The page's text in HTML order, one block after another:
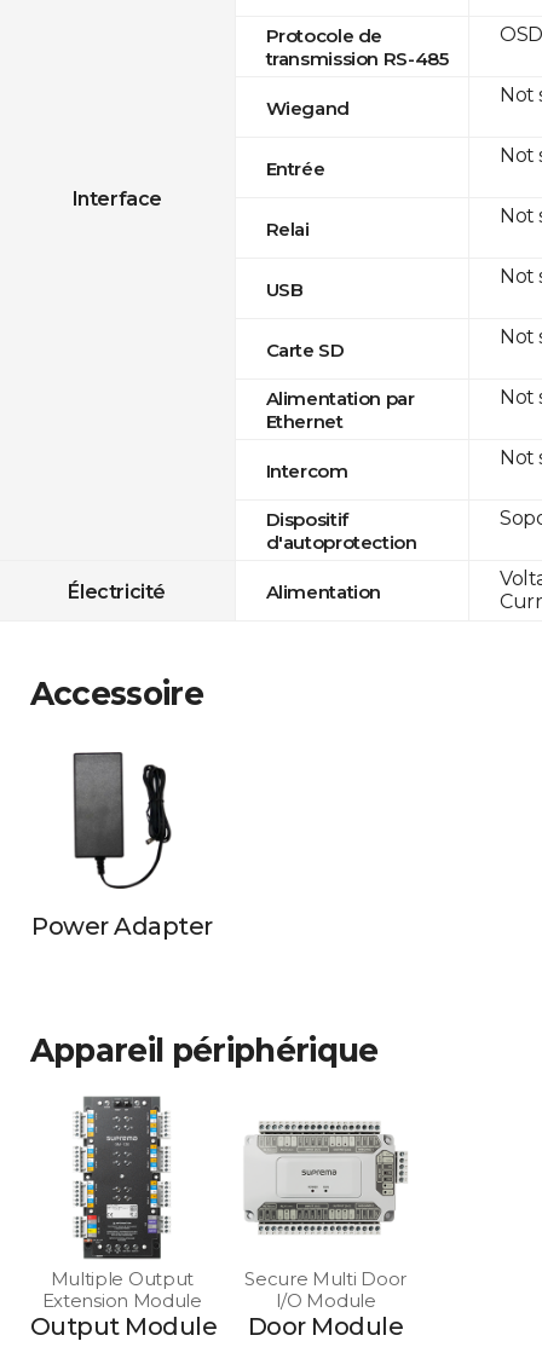
Interface
Protocole de
transmission RS-485
Wiegand
Entrée
Relai
USB
Carte SD
Alimentation par
Ethernet
Intercom
Dispositif
d'autoprotection
Électricité Alimentation
Not
Not
Not
Not
Not
Not
Not
Accessoire
Power Adapter
Appareil périphérique
Multiple Output
Extension Module
Output Module
Secure Multi Door
I/O Module
Door Module